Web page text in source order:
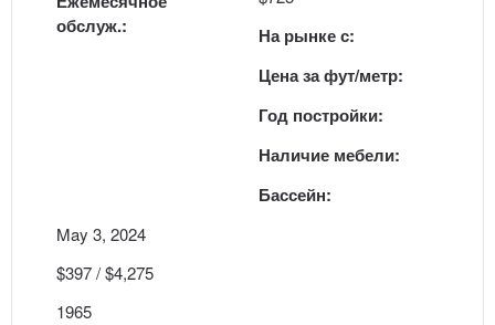
обслуж.:
На рынке с:
Цена за фут/метр:
Год постройки:
Наличие мебели:
Бассейн:
May 3, 2024
$397 / $4,275
1965